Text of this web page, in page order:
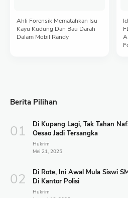
Ahli Forensik Mematahkan Isu
Kayu Kudung Dan Bau Darah
Dalam Mobil Randy
Berita Pilihan
Di Kupang Lagi, Tak Tahan
Oesao Jadi Tersangka
Hukrim
Mei 21, 2025
Di Rote, Ini Awal Mula Siswi
Di Kantor Polisi
Hukrim